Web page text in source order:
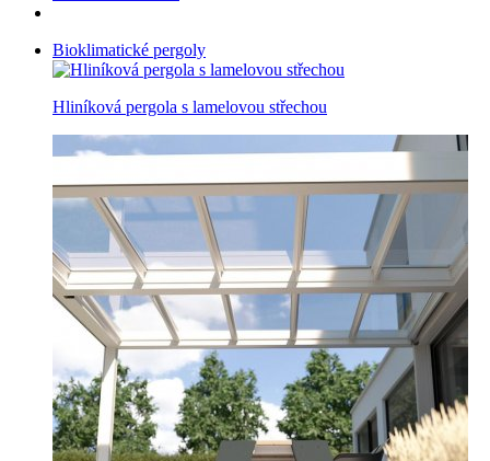
Bioklimatické pergoly
Hliníková pergola s lamelovou střechou